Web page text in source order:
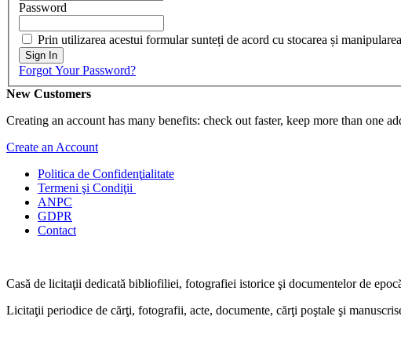
Password
Prin utilizarea acestui formular sunteți de acord cu stocarea și
Sign In
Forgot Your Password?
New Customers
Creating an account has many benefits: check out faster, keep more than one
Create an Account
Politica de Confidenţialitate
Termeni şi Condiţii
ANPC
GDPR
Contact
Casă de licitaţii dedicată bibliofiliei, fotografiei istorice şi documentelor de
Licitaţii periodice de cărţi, fotografii, acte, documente, cărţi poştale şi